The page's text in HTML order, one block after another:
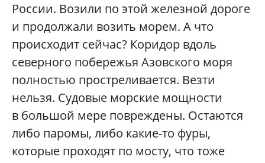
России. Возили по этой железной дороге
и продолжали возить морем. А что
происходит сейчас? Коридор вдоль
северного побережья Азовского моря
полностью простреливается. Везти
нельзя. Судовые морские мощности
в большой мере повреждены. Остаются
либо паромы, либо какие-то фуры,
которые проходят по мосту, что тоже